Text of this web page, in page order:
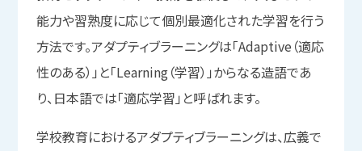
能力や習熟度に応じて個別最適化された学習を行う
方法です。アダプティブラーニングは「Adaptive（適応
性のある）」と「Learning（学習）」からなる造語であ
り、日本語では「適応学習」と呼ばれます。
学校教育におけるアダプティブラーニングは、広義で